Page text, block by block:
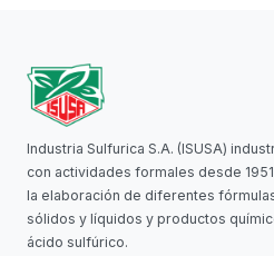
Industria Sulfurica S.A. (ISUSA)
con actividades formales desde
la elaboración de diferentes
sólidos y líquidos y productos
ácido sulfúrico.